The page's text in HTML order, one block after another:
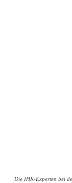
Die IHK-Experten bei